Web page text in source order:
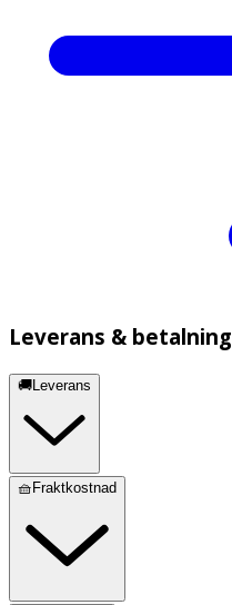
Leverans & betalning
🚚Leverans
🧺Fraktkostnad